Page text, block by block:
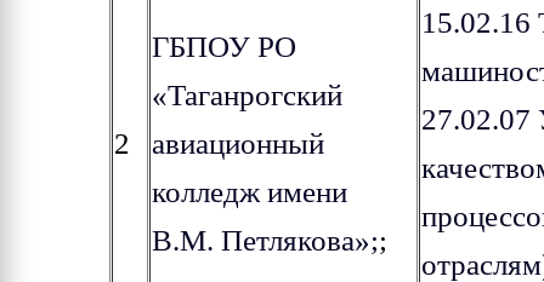
2
ГБПОУ РО
«Таганрогский
авиационный
колледж имени
В.М. Петлякова»;;
15.02.16
27.02.07